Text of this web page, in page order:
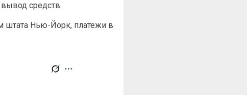
средств.
штата Нью-Йорк, платежи в